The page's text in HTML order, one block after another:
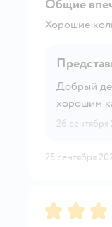
Общие
Хорошие
Добрый
хорошим
26 сентября
25 сентября
Рейтинг:5